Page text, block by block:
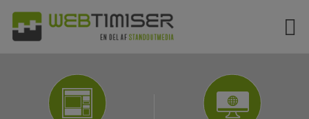
indholdet